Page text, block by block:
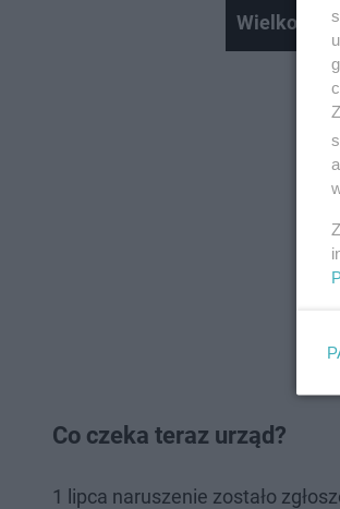
Co czeka teraz urząd?
1 lipca naruszenie zostało